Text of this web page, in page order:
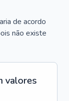
de acordo
não existe
valores